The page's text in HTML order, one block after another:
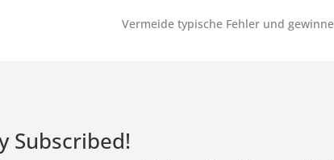
Vermeide typische Fehler und
Subscribed!